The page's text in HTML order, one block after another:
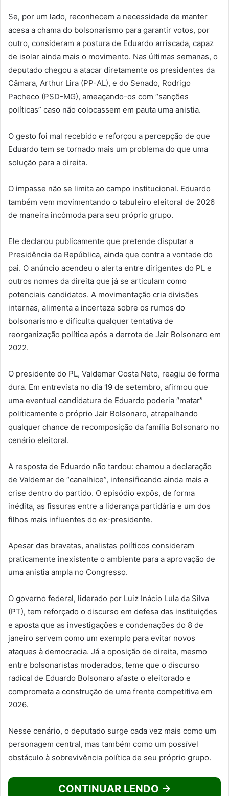
Se, por um lado, reconhecem a necessidade de manter
acesa a chama do bolsonarismo para garantir votos, por
outro, consideram a postura de Eduardo arriscada, capaz
de isolar ainda mais o movimento. Nas últimas semanas, o
deputado chegou a atacar diretamente os presidentes da
Câmara, Arthur Lira (PP-AL), e do Senado, Rodrigo
Pacheco (PSD-MG), ameaçando-os com “sanções
políticas” caso não colocassem em pauta uma anistia.
O gesto foi mal recebido e reforçou a percepção de que
Eduardo tem se tornado mais um problema do que uma
solução para a direita.
O impasse não se limita ao campo institucional. Eduardo
também vem movimentando o tabuleiro eleitoral de 2026
de maneira incômoda para seu próprio grupo.
Ele declarou publicamente que pretende disputar a
Presidência da República, ainda que contra a vontade do
pai. O anúncio acendeu o alerta entre dirigentes do PL e
outros nomes da direita que já se articulam como
potenciais candidatos. A movimentação cria divisões
internas, alimenta a incerteza sobre os rumos do
bolsonarismo e dificulta qualquer tentativa de
reorganização política após a derrota de Jair Bolsonaro em
2022.
O presidente do PL, Valdemar Costa Neto, reagiu de forma
dura. Em entrevista no dia 19 de setembro, afirmou que
uma eventual candidatura de Eduardo poderia “matar”
politicamente o próprio Jair Bolsonaro, atrapalhando
qualquer chance de recomposição da família Bolsonaro no
cenário eleitoral.
A resposta de Eduardo não tardou: chamou a declaração
de Valdemar de “canalhice”, intensificando ainda mais a
crise dentro do partido. O episódio expôs, de forma
inédita, as fissuras entre a liderança partidária e um dos
filhos mais influentes do ex-presidente.
Apesar das bravatas, analistas políticos consideram
praticamente inexistente o ambiente para a aprovação de
uma anistia ampla no Congresso.
O governo federal, liderado por Luiz Inácio Lula da Silva
(PT), tem reforçado o discurso em defesa das instituições
e aposta que as investigações e condenações do 8 de
janeiro servem como um exemplo para evitar novos
ataques à democracia. Já a oposição de direita, mesmo
entre bolsonaristas moderados, teme que o discurso
radical de Eduardo Bolsonaro afaste o eleitorado e
comprometa a construção de uma frente competitiva em
2026.
Nesse cenário, o deputado surge cada vez mais como um
personagem central, mas também como um possível
obstáculo à sobrevivência política de seu próprio grupo.
CONTINUAR LENDO →